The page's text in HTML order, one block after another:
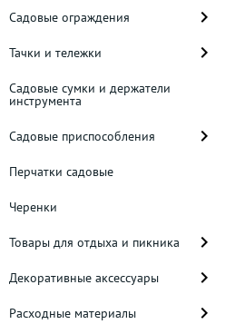
Садовые ограждения
Тачки и тележки
Садовые сумки и держатели
инструмента
Садовые приспособления
Перчатки садовые
Черенки
Товары для отдыха и пикника
Декоративные аксессуары
Расходные материалы